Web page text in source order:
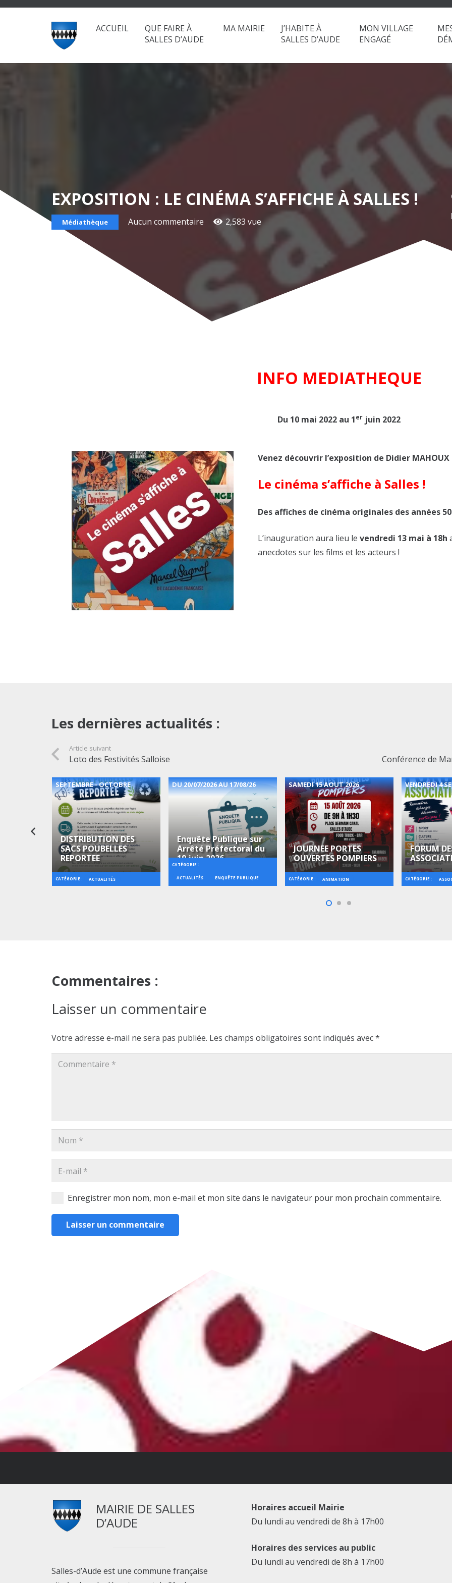
ACCUEIL
QUE FAIRE À
SALLES D’AUDE
MA MAIRIE
J’HABITE À
SALLES D’AUDE
MON VILLAGE
ENGAGÉ
EXPOSITION : LE CINÉMA S’AFFICHE À SALLES !
Médiathèque Aucun commentaire 2,583 vue
INFO MEDIATHEQUE
Du 10 mai 2022 au 1er juin 2022
Venez découvrir l’exposition de Didier MAHOUX
Le cinéma s’affiche à Salles !
Des affiches de cinéma originales des années 50
L’inauguration aura lieu levendredi 13 mai à 18h
anecdotes sur les films et les acteurs !
Les dernières actualités :
Article suivant
Loto des Festivités Salloise Conférence de
SEPTEMBRE - OCTOBRE
CATÉGORIE : ACTUALITÉS
DISTRIBUTION DES
SACS POUBELLES
REPORTEE
DU 20/07/2026 AU 17/08/26
CATÉGORIE :
ACTUALITÉS ENQUÊTE PUBLIQUE
Enquête Publique sur
Arrêté Préfectoral du
19 juin 2026
SAMEDI 15 AOUT 2026
CATÉGORIE : ANIMATION
JOURNEE PORTES
OUVERTES POMPIERS
VENDREDI 4
CATÉGORIE :
FORUM
Commentaires :
Laisser un commentaire
Votre adresse e-mail ne sera pas publiée. Les champs obligatoires sont indiqués avec*
Enregistrer mon nom, mon e-mail et mon site dans le navigateur pour mon prochain commentaire.
Laisser un commentaire
MAIRIE DE SALLES
D’AUDE
Salles-d’Aude est une commune française
Horaires accueil Mairie
Du lundi au vendredi de 8h à 17h00
Horaires des services au public
Du lundi au vendredi de 8h à 17h00